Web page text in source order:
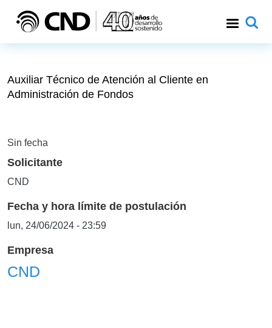
Auxiliar Técnico de Atención al Cliente en
Administración de Fondos
Sin fecha
Solicitante
CND
Fecha y hora límite de postulación
lun, 24/06/2024 - 23:59
Empresa
CND